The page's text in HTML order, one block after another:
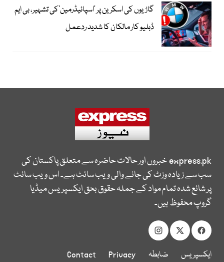
گاڑیوں کی اسکرین پر ’اسپائیڈرمین‘کی تشہیر، بی ایم
ڈبلیو کار مالکان کا شدید ردعمل
express.pkخبروں اور حالات حاضرہ سے متعلق پاکستان کی
سب سے زیادہ وزٹ کی جانے والی ویب سائٹ ہے۔ اس ویب سائٹ
پر شائع شدہ تمام مواد کے جملہ حقوق بحق ایکسپریس میڈیا
گروپ محفوظ ہیں۔
ایکسپریس
ضابطہ
Privacy
Contact